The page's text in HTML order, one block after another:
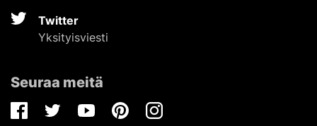
Twitter
Yksityisviesti
Seuraa meitä
FacebookTwitterYoutubePinterestInstagram